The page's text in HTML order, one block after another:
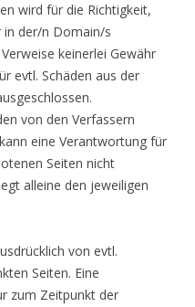
wird für die Richtigkeit,
in der/n Domain/s
keinerlei Gewähr
evtl. Schäden aus der
von den Verfassern
eine Verantwortung für
Seiten nicht
alleine den jeweiligen
von evtl.
Seiten. Eine
zum Zeitpunkt der